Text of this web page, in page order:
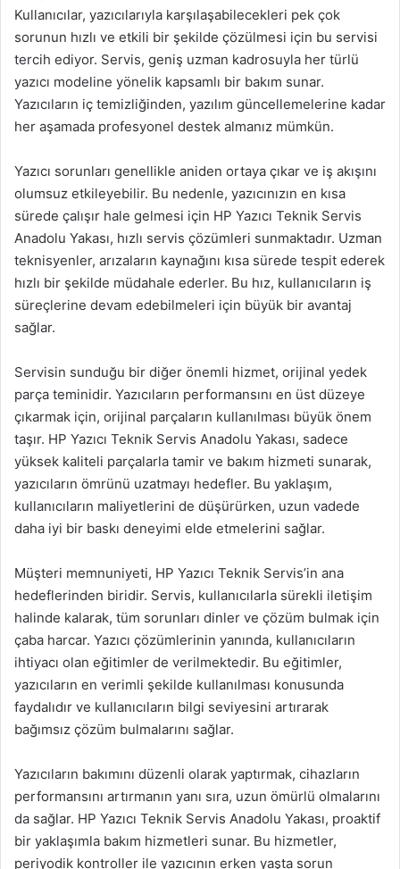
Kullanıcılar, yazıcılarıyla karşılaşabilecekleri pek çok
sorunun hızlı ve etkili bir şekilde çözülmesi için bu servisi
tercih ediyor. Servis, geniş uzman kadrosuyla her türlü
yazıcı modeline yönelik kapsamlı bir bakım sunar.
Yazıcıların iç temizliğinden, yazılım güncellemelerine kadar
her aşamada profesyonel destek almanız mümkün.
Yazıcı sorunları genellikle aniden ortaya çıkar ve iş akışını
olumsuz etkileyebilir. Bu nedenle, yazıcınızın en kısa
sürede çalışır hale gelmesi için HP Yazıcı Teknik Servis
Anadolu Yakası, hızlı servis çözümleri sunmaktadır. Uzman
teknisyenler, arızaların kaynağını kısa sürede tespit ederek
hızlı bir şekilde müdahale ederler. Bu hız, kullanıcıların iş
süreçlerine devam edebilmeleri için büyük bir avantaj
sağlar.
Servisin sunduğu bir diğer önemli hizmet, orijinal yedek
parça teminidir. Yazıcıların performansını en üst düzeye
çıkarmak için, orijinal parçaların kullanılması büyük önem
taşır. HP Yazıcı Teknik Servis Anadolu Yakası, sadece
yüksek kaliteli parçalarla tamir ve bakım hizmeti sunarak,
yazıcıların ömrünü uzatmayı hedefler. Bu yaklaşım,
kullanıcıların maliyetlerini de düşürürken, uzun vadede
daha iyi bir baskı deneyimi elde etmelerini sağlar.
Müşteri memnuniyeti, HP Yazıcı Teknik Servis’in ana
hedeflerinden biridir. Servis, kullanıcılarla sürekli iletişim
halinde kalarak, tüm sorunları dinler ve çözüm bulmak için
çaba harcar. Yazıcı çözümlerinin yanında, kullanıcıların
ihtiyacı olan eğitimler de verilmektedir. Bu eğitimler,
yazıcıların en verimli şekilde kullanılması konusunda
faydalıdır ve kullanıcıların bilgi seviyesini artırarak
bağımsız çözüm bulmalarını sağlar.
Yazıcıların bakımını düzenli olarak yaptırmak, cihazların
performansını artırmanın yanı sıra, uzun ömürlü olmalarını
da sağlar. HP Yazıcı Teknik Servis Anadolu Yakası, proaktif
bir yaklaşımla bakım hizmetleri sunar. Bu hizmetler,
periyodik kontroller ile yazıcının erken yaşta sorun